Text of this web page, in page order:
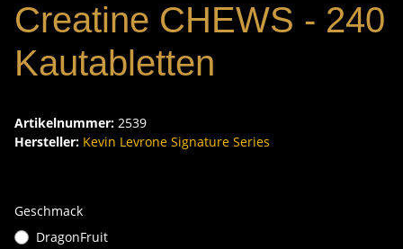
Creatine CHEWS - 240
Kautabletten
Artikelnummer: 2539
Hersteller: Kevin Levrone Signature Series
Geschmack
DragonFruit